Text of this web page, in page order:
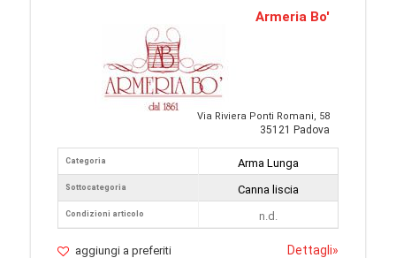
Armeria Bo'
Via Riviera Ponti Romani, 58
35121 Padova
Categoria
Sottocategoria
Condizioni articolo
Arma Lunga
Canna liscia
n.d.
aggiungi a preferiti Dettagli»